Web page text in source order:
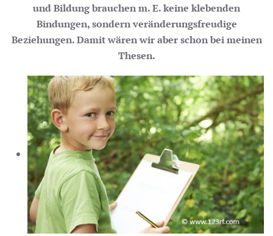
und Bildung brauchen m. E. keine klebenden
Bindungen, sondern veränderungsfreudige
Beziehungen. Damit wären wir aber schon bei meinen
Thesen.